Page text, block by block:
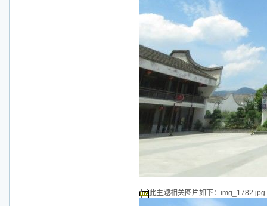
此主题相关图片如下：